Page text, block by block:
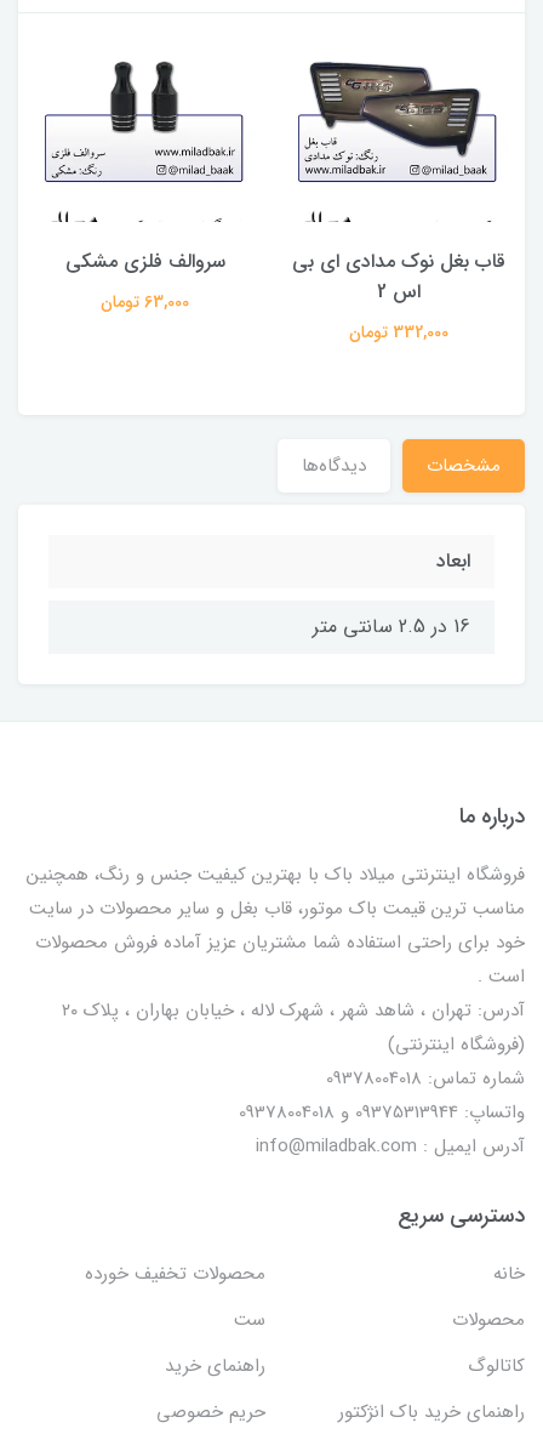
قاب بغل نوک مدادی ای بی
اس 2
332,000 تومان
سروالف فلزی مشکی
63,000 تومان
مشخصات دیدگاه‌ها
ابعاد
16 در 2.5 سانتی متر
درباره ما
فروشگاه اینترنتی میلاد باک با بهترین کیفیت جنس و رنگ، همچنین
مناسب ترین قیمت باک موتور، قاب بغل و سایر محصولات در سایت
خود برای راحتی استفاده شما مشتریان عزیز آماده فروش محصولات
است .
آدرس: تهران ، شاهد شهر ، شهرک لاله ، خیابان بهاران ، پلاک ۲۰
(فروشگاه اینترنتی)
شماره تماس: 09378004018
واتساپ: 09375313944 و 09378004018
آدرس ایمیل : info@miladbak.com
دسترسی سریع
خانه
محصولات تخفیف خورده
محصولات
ست
کاتالوگ
راهنمای خرید
راهنمای خرید باک انژکتور
حریم خصوصی